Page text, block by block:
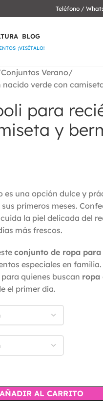
Teléfono /
BLOG
¡VISÍTALO!
Conjuntos Verano
verde con
para
y
es una opción dulce y
primeros meses.
la piel delicada del
más frescos.
conjunto de ropa
especiales en
quienes buscan ropa
el primer día.
AÑADIR AL CARRITO